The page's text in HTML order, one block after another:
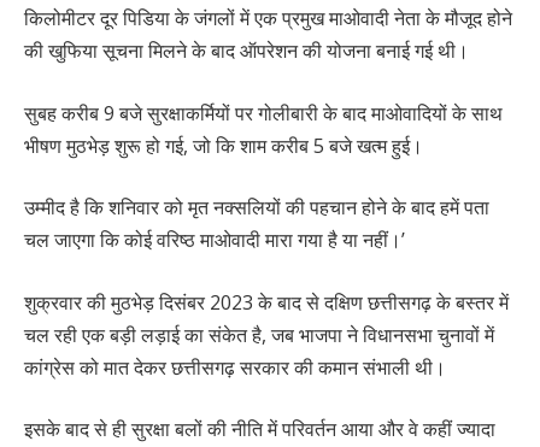
किलोमीटर दूर पिडिया के जंगलों में एक प्रमुख माओवादी नेता के मौजूद होने
की खुफिया सूचना मिलने के बाद ऑपरेशन की योजना बनाई गई थी।
सुबह करीब 9 बजे सुरक्षाकर्मियों पर गोलीबारी के बाद माओवादियों के साथ
भीषण मुठभेड़ शुरू हो गई, जो कि शाम करीब 5 बजे खत्म हुई।
उम्मीद है कि शनिवार को मृत नक्सलियों की पहचान होने के बाद हमें पता
चल जाएगा कि कोई वरिष्ठ माओवादी मारा गया है या नहीं।’
शुक्रवार की मुठभेड़ दिसंबर 2023 के बाद से दक्षिण छत्तीसगढ़ के बस्तर में
चल रही एक बड़ी लड़ाई का संकेत है, जब भाजपा ने विधानसभा चुनावों में
कांग्रेस को मात देकर छत्तीसगढ़ सरकार की कमान संभाली थी।
इसके बाद से ही सुरक्षा बलों की नीति में परिवर्तन आया और वे कहीं ज्यादा